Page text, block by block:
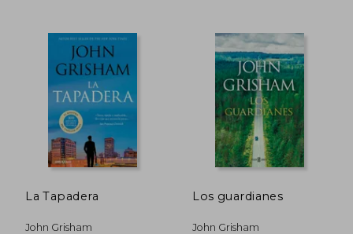
45% 45%
La Tapadera
John Grisham
Los guardianes
John Grisham